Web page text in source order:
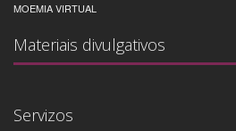
MOEMIA VIRTUAL
Materiais divulgativos
Servizos